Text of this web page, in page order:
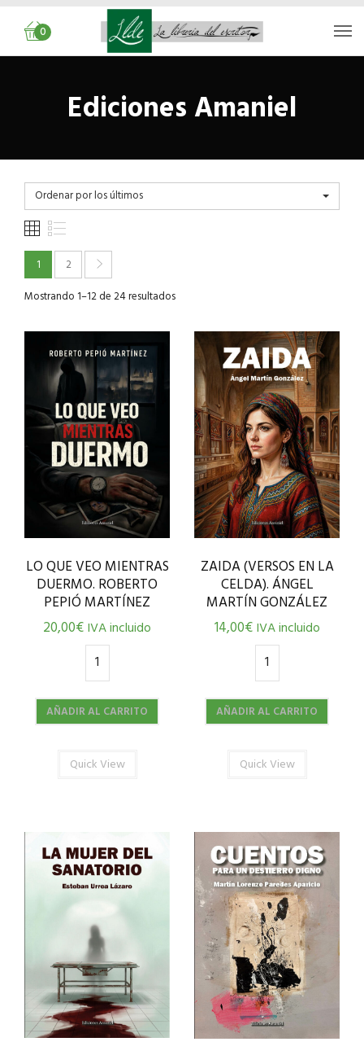
0
Ediciones Amaniel
Ordenar por los últimos
1
2
Mostrando 1–12 de 24 resultados
LO QUE VEO MIENTRAS
DUERMO. ROBERTO
PEPIÓ MARTÍNEZ
20,00€IVA incluido
AÑADIR AL CARRITO
Quick View
ZAIDA (VERSOS EN LA
CELDA). ÁNGEL
MARTÍN GONZÁLEZ
14,00€ IVA incluido
AÑADIR AL CARRITO
Quick View